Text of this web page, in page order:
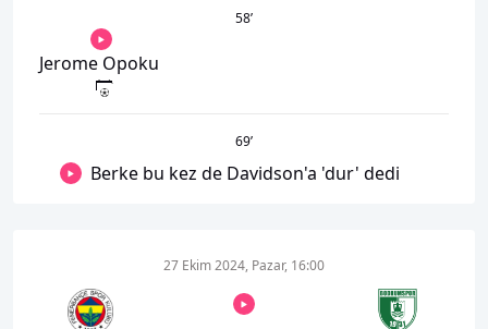
58’
Jerome Opoku
69’
Berke bu kez de Davidson'a 'dur' dedi
27 Ekim 2024, Pazar, 16:00